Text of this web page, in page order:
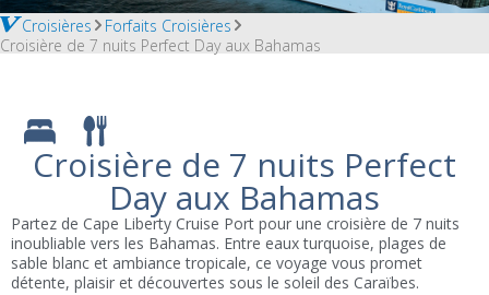
Croisières
Forfaits Croisières
Croisière de 7 nuits Perfect Day aux Bahamas
Croisière de 7 nuits Perfect
Day aux Bahamas
Partez de Cape Liberty Cruise Port pour une croisière de 7 nuits
inoubliable vers les Bahamas. Entre eaux turquoise, plages de
sable blanc et ambiance tropicale, ce voyage vous promet
détente, plaisir et découvertes sous le soleil des Caraïbes.